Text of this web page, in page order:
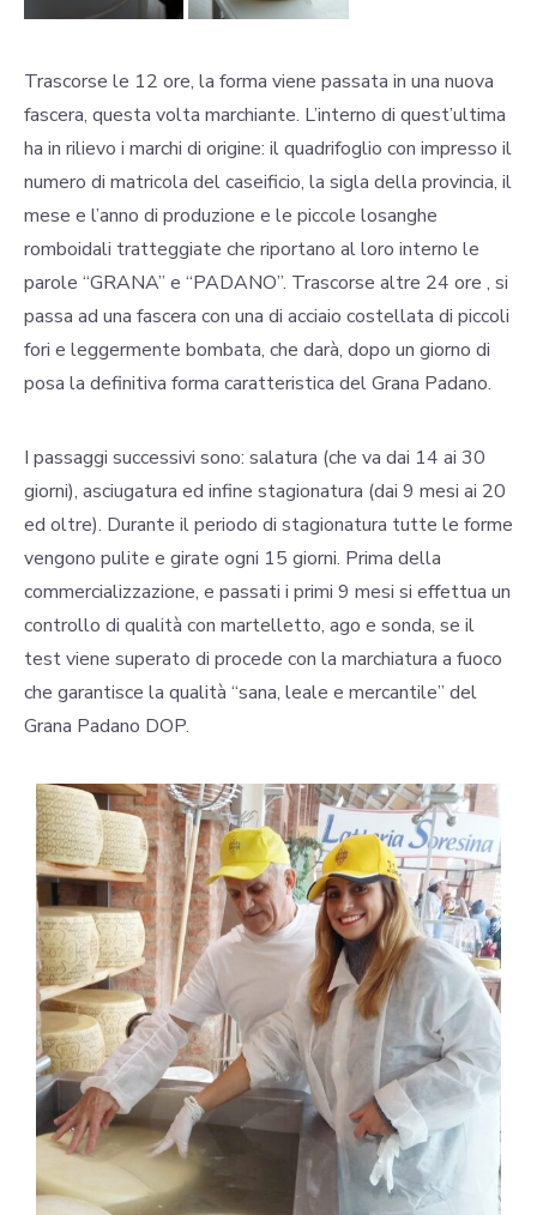
Trascorse le 12 ore, la forma viene passata in una nuova
fascera, questa volta marchiante. L’interno di quest’ultima
ha in rilievo i marchi di origine: il quadrifoglio con impresso il
numero di matricola del caseificio, la sigla della provincia, il
mese e l’anno di produzione e le piccole losanghe
romboidali tratteggiate che riportano al loro interno le
parole “GRANA” e “PADANO”. Trascorse altre 24 ore , si
passa ad una fascera con una di acciaio costellata di piccoli
fori e leggermente bombata, che darà, dopo un giorno di
posa la definitiva forma caratteristica del Grana Padano.
I passaggi successivi sono: salatura (che va dai 14 ai 30
giorni), asciugatura ed infine stagionatura (dai 9 mesi ai 20
ed oltre). Durante il periodo di stagionatura tutte le forme
vengono pulite e girate ogni 15 giorni. Prima della
commercializzazione, e passati i primi 9 mesi si effettua un
controllo di qualità con martelletto, ago e sonda, se il
test viene superato di procede con la marchiatura a fuoco
che garantisce la qualità “sana, leale e mercantile” del
Grana Padano DOP.